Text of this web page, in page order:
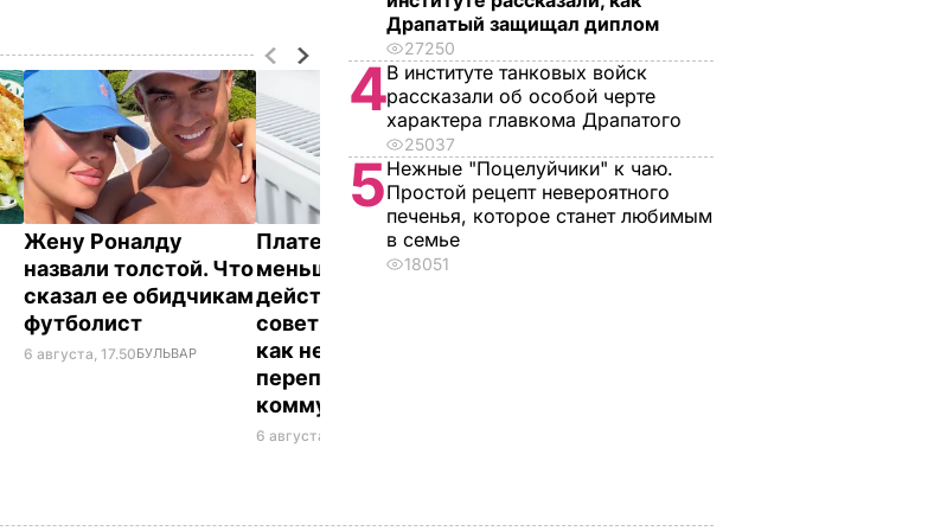
Жену Роналду
назвали толстой. Что
сказал ее обидчикам
футболист
6 августа, 17.50БУЛЬВАР
Платежки станут
меньше –
действенные
советы "без воды",
как не
переплачивать за
коммуналку
6 августа, 17.17
Драпатый защищал диплом
27250
4В институте танковых войск
рассказали об особой черте
характера главкома Драпатого
25037
5Нежные "Поцелуйчики" к чаю.
Простой рецепт невероятного
печенья, которое станет любимым
в семье
18051